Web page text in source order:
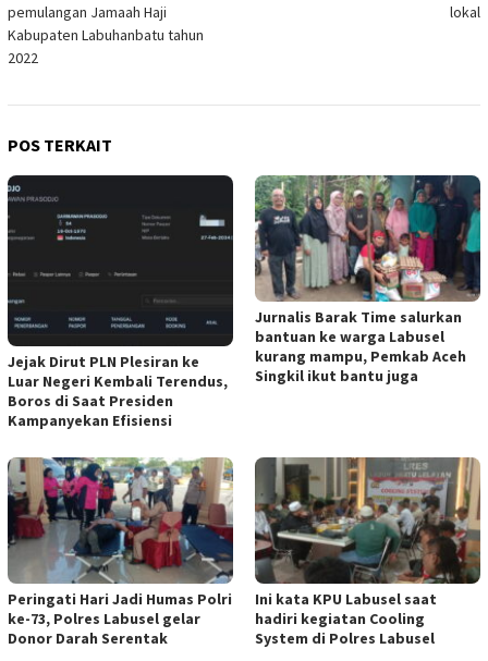
pemulangan Jamaah Haji
Kabupaten Labuhanbatu tahun
2022
lokal
POS TERKAIT
Jejak Dirut PLN Plesiran ke
Luar Negeri Kembali Terendus,
Boros di Saat Presiden
Kampanyekan Efisiensi
Jurnalis Barak Time salurkan
bantuan ke warga Labusel
kurang mampu, Pemkab Aceh
Singkil ikut bantu juga
Peringati Hari Jadi Humas Polri
ke-73, Polres Labusel gelar
Donor Darah Serentak
Ini kata KPU Labusel saat
hadiri kegiatan Cooling
System di Polres Labusel